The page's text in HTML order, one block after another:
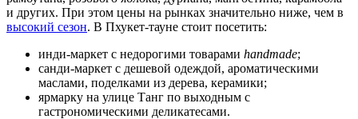
и других. При этом цены на рынках значительно ниже, чем в
высокий сезон. В Пхукет-тауне стоит посетить:
инди-маркет с недорогими товарами handmade;
санди-маркет с дешевой одеждой, ароматическими
маслами, поделками из дерева, керамики;
ярмарку на улице Танг по выходным с
гастрономическими деликатесами.